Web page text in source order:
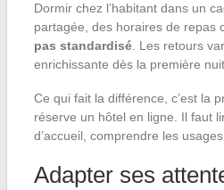
Dormir chez l’habitant dans un
partagée, des horaires de repas
pas standardisé. Les retours
enrichissante dès la première
Ce qui fait la différence, c’est la
réserve un hôtel en ligne. Il faut
d’accueil, comprendre les
Adapter ses